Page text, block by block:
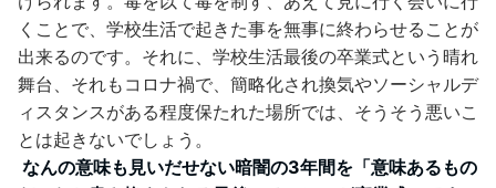
くことで、学校生活で起きた事を無事に終わらせることが
出来るのです。それに、学校生活最後の卒業式という晴れ
舞台、それもコロナ禍で、簡略化され換気やソーシャルデ
ィスタンスがある程度保たれた場所では、そうそう悪いこ
とは起きないでしょう。
なんの意味も見いだせない暗闇の3年間を「意味あるもの